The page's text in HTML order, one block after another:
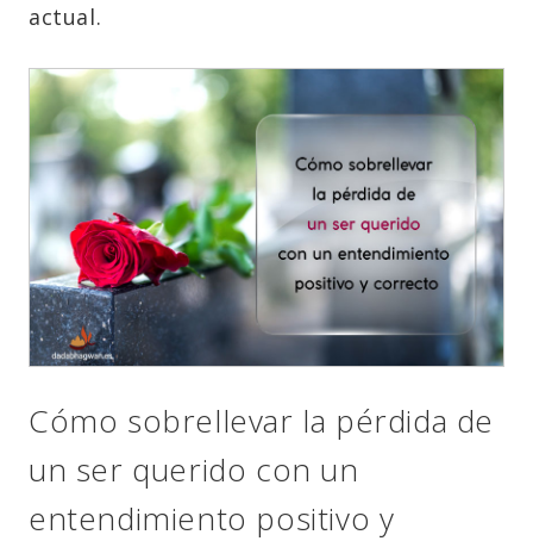
actual.
Cómo sobrellevar la pérdida de
un ser querido con un
entendimiento positivo y